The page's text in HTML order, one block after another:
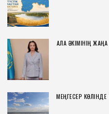
ҚАЛА ӘКІМІНІҢ
МЕҢГЕСЕР